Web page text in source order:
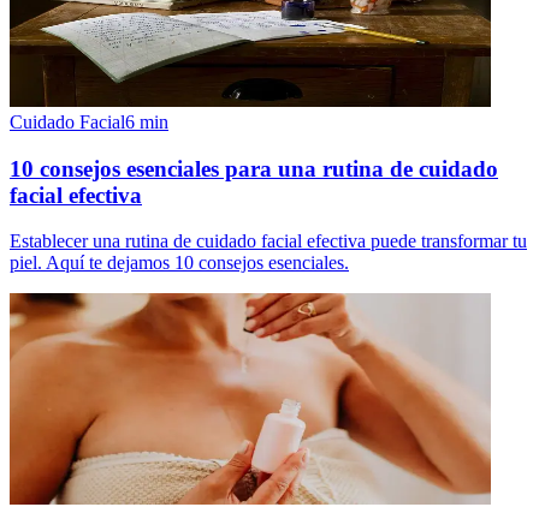
Cuidado Facial6 min
10 consejos esenciales para una rutina de cuidado
facial efectiva
Establecer una rutina de cuidado facial efectiva puede transformar tu
piel. Aquí te dejamos 10 consejos esenciales.